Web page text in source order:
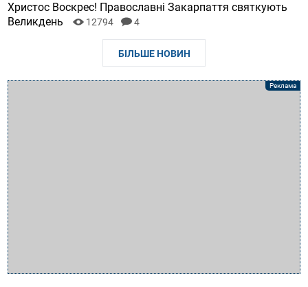
Христос Воскрес! Православні Закарпаття святкують
Великдень
12794 4
БІЛЬШЕ НОВИН